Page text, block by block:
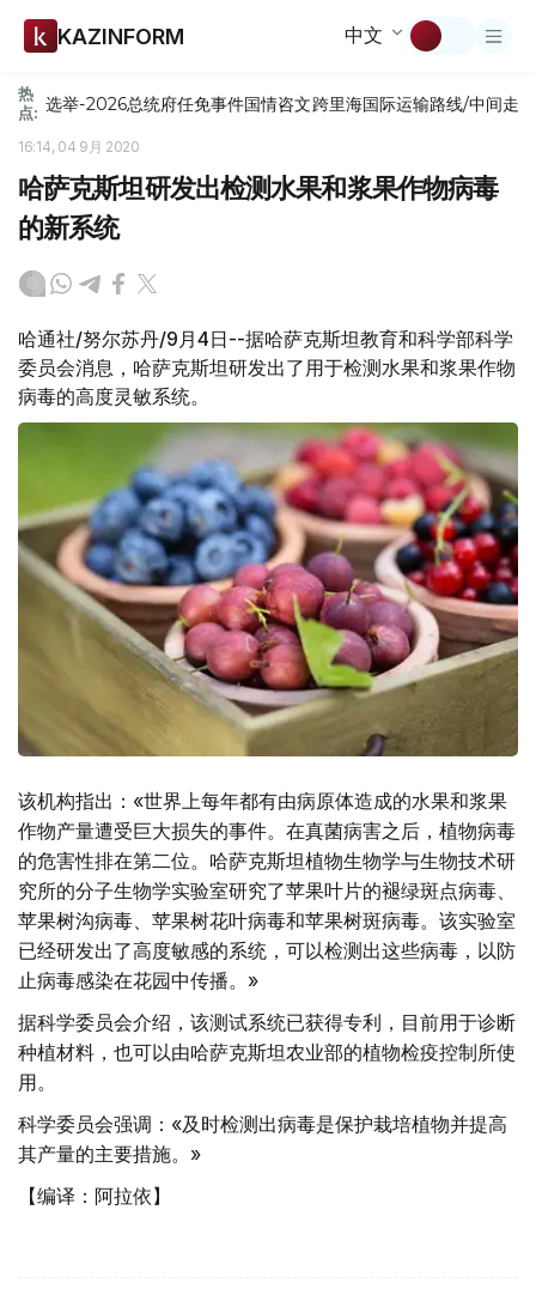
KAZINFORM 中文
热
点: 选举-2026总统府任免事件国情咨文跨里海国际运输路线/中间走廊
16:14, 04 9月 2020
哈萨克斯坦研发出检测水果和浆果作物病毒
的新系统
哈通社/努尔苏丹/9月4日--据哈萨克斯坦教育和科学部科学
委员会消息，哈萨克斯坦研发出了用于检测水果和浆果作物
病毒的高度灵敏系统。
该机构指出：«世界上每年都有由病原体造成的水果和浆果
作物产量遭受巨大损失的事件。在真菌病害之后，植物病毒
的危害性排在第二位。哈萨克斯坦植物生物学与生物技术研
究所的分子生物学实验室研究了苹果叶片的褪绿斑点病毒、
苹果树沟病毒、苹果树花叶病毒和苹果树斑病毒。该实验室
已经研发出了高度敏感的系统，可以检测出这些病毒，以防
止病毒感染在花园中传播。»
据科学委员会介绍，该测试系统已获得专利，目前用于诊断
种植材料，也可以由哈萨克斯坦农业部的植物检疫控制所使
用。
科学委员会强调：«及时检测出病毒是保护栽培植物并提高
其产量的主要措施。»
【编译：阿拉依】